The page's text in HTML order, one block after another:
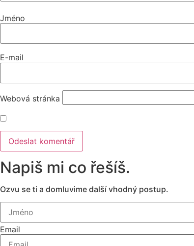
Jméno
E-mail
Webová stránka
Napiš mi co řešíš.
Ozvu se ti a domluvime další vhodný postup.
Email